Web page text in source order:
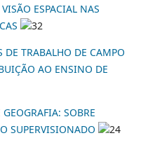
ESPACIAL NAS
32
DE TRABALHO DE CAMPO
AO ENSINO DE
SOBRE
SUPERVISIONADO
24